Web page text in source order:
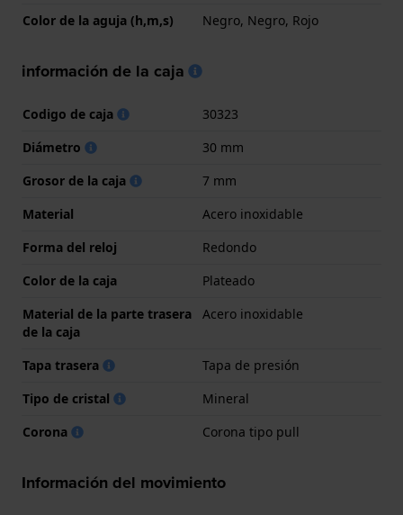
Color de la aguja (h,m,s)
Negro, Negro, Rojo
información de la caja
Codigo de caja
30323
Diámetro
30 mm
Grosor de la caja
7 mm
Material
Acero inoxidable
Forma del reloj
Redondo
Color de la caja
Plateado
Material de la parte trasera
de la caja
Acero inoxidable
Tapa trasera
Tapa de presión
Tipo de cristal
Mineral
Corona
Corona tipo pull
Información del movimiento